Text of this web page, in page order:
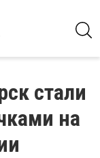
стали
на